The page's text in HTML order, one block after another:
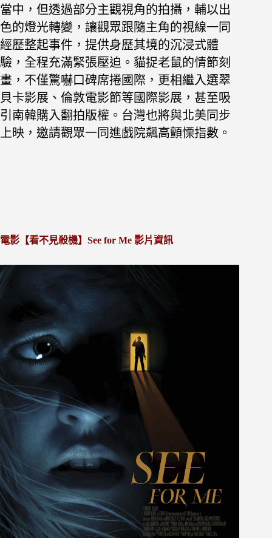
當中，但透過部分主觀視角的拍攝，輔以出
色的燈光轉變，讓觀眾跟隨主角的視線一同
經歷整起事件，提供身歷其境的沉浸式體
驗，全程充滿緊張壓迫。貓捉老鼠的情節刻
畫，不僅驚嚇口碑席捲國際，更相繼入選翠
貝卡影展、倫敦電影節等國際影展，甚至吸
引南韓購入翻拍版權。台灣也將與北美同步
上映，邀請觀眾一同進戲院飆高顫慄指數。
電影【看不見殺機】See for Me 影片資訊